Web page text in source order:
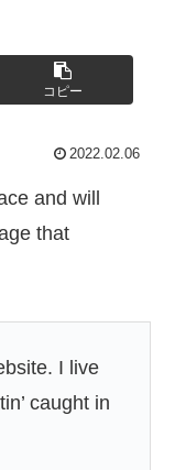
コピー
2022.02.06
and will
that
I live
caught in